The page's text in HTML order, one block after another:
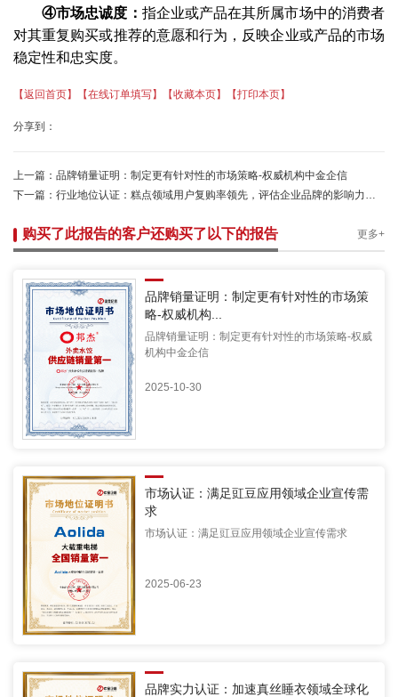
④市场忠诚度 ： 指企业或产品在其所属市场中的消费者
对其重复购买或推荐的意愿和行为，反映企业或产品的市场
稳定性和忠实度。
【返回首页】 【在线订单填写】 【收藏本页】 【打印本页】
分享到：
上一篇： 品牌销量证明：制定更有针对性的市场策略-权威机构中金企信
下一篇： 行业地位认证：糕点领域用户复购率领先，评估企业品牌的影响力、知名度和忠诚度
购买了此报告的客户还购买了以下的报告 更多+
品牌销量证明：制定更有针对性的市场策
略-权威机构...
品牌销量证明：制定更有针对性的市场策略-权威
机构中金企信
2025-10-30
市场认证：满足豇豆应用领域企业宣传需
求
市场认证：满足豇豆应用领域企业宣传需求
2025-06-23
品牌实力认证：加速真丝睡衣领域全球化